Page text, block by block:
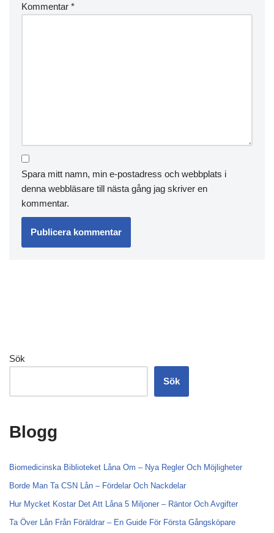
Kommentar *
Spara mitt namn, min e-postadress och webbplats i
denna webbläsare till nästa gång jag skriver en
kommentar.
Sök
Sök
Blogg
Biomedicinska Biblioteket Låna Om – Nya Regler Och Möjligheter
Borde Man Ta CSN Lån – Fördelar Och Nackdelar
Hur Mycket Kostar Det Att Låna 5 Miljoner – Räntor Och Avgifter
Ta Över Lån Från Föräldrar – En Guide För Första Gångsköpare